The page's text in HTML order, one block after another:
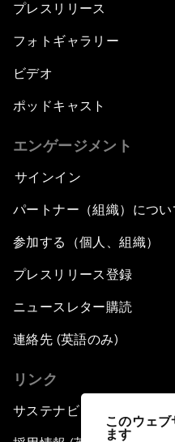
このウェ
ます
プレスリリース
フォトギャラリー
ビデオ
ポッドキャスト
エンゲージメント
サインイン
パートナー（組織）につい
参加する（個人、組織）
プレスリリース登録
ニュースレター購読
連絡先 (英語のみ)
リンク
サステナビリティへの取り